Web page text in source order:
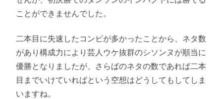
ことができませんでした。
二本目に失速したコンビが多かったことから、ネタ数
があり構成力により芸人ウケ抜群のシソンヌが順当に
優勝となりましたが、さらばのネタの数であれば二本
目までいけていればという空想はどうしてもしてしま
いますね。